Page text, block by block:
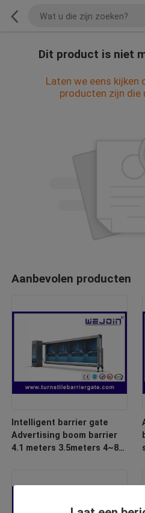
Dit product is niet
Laten we eens kijken
producten zijn die
Aanbevolen producten
Intelligent barrier gate
Advertising boom barrier
4.1 meters 3.5meters 4~8